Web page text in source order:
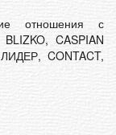
отношения с
CASPIAN
CONTACT,